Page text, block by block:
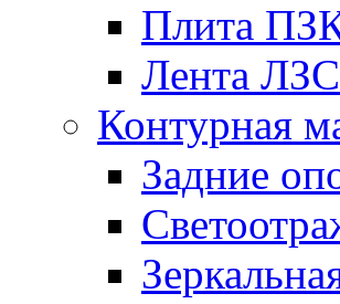
Плита
Лента ЛЗС
Контурная
Задние